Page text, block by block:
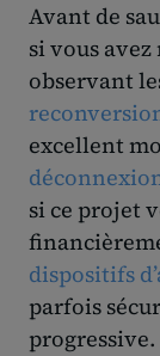
Avant de
si vous
observant
excellent
si ce projet
dispositifs
parfois
progressive.